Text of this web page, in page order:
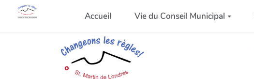
Accueil Vie du Conseil Municipal